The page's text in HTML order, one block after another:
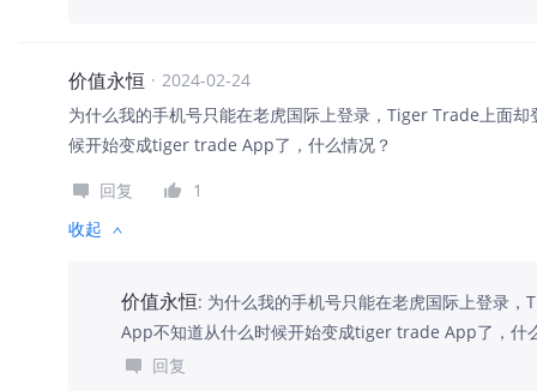
价值永恒 · 2024-02-24
为什么我的手机号只能在老虎国际上登录，Tiger Trade上面
候开始变成tiger trade App了，什么情况？
回复
1
收起
价值永恒: 为什么我的手机号只能在老虎国际上登录
App不知道从什么时候开始变成tiger trade App了，什
回复